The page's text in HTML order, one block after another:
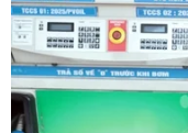
quốc tế quan
22/04/2025 09:17
Năm 2025, bóng
giải đấu quan trọng